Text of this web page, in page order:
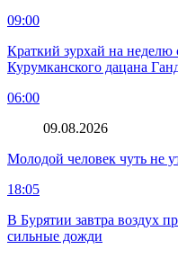
09:00
Краткий зурхай на неделю
Курумканского дацана
06:00
09.08.2026
Молодой человек чуть не
18:05
В Бурятии завтра воздух
сильные дожди